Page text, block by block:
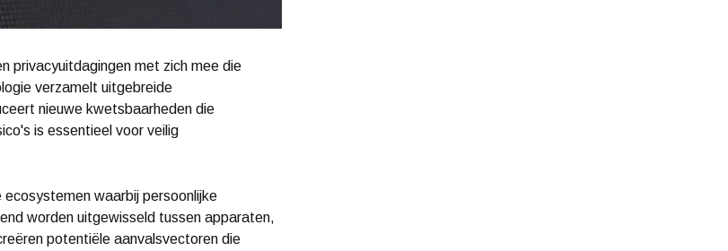
privacyuitdagingen met zich mee die
verzamelt uitgebreide
nieuwe kwetsbaarheden die
is essentieel voor veilig
waarbij persoonlijke
worden uitgewisseld tussen apparaten,
potentiële aanvalsvectoren die